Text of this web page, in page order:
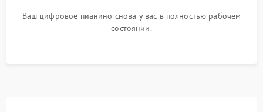
Ваш цифровое пианино снова у вас в полностью рабочем
состоянии.